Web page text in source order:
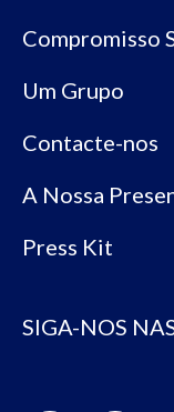
Compromisso
Um Grupo
Contacte-nos
A Nossa
Press Kit
SIGA-NOS